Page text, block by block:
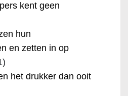
kent geen
hun
en zetten in op
het drukker dan ooit